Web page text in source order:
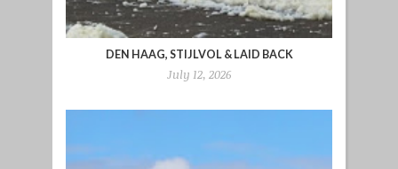
DEN HAAG, STIJLVOL & LAID BACK
July 12, 2026